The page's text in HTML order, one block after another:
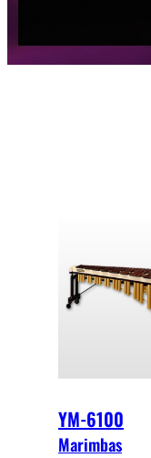
YM-6100
Marimbas